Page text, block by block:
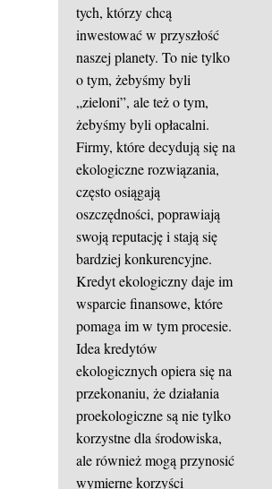
tych, którzy chcą
inwestować w przyszłość
naszej planety. To nie tylko
o tym, żebyśmy byli
„zieloni”, ale też o tym,
żebyśmy byli opłacalni.
Firmy, które decydują się na
ekologiczne rozwiązania,
często osiągają
oszczędności, poprawiają
swoją reputację i stają się
bardziej konkurencyjne.
Kredyt ekologiczny daje im
wsparcie finansowe, które
pomaga im w tym procesie.
Idea kredytów
ekologicznych opiera się na
przekonaniu, że działania
proekologiczne są nie tylko
korzystne dla środowiska,
ale również mogą przynosić
wymierne korzyści